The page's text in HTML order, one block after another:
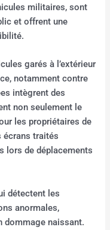
militaires, sont
et offrent une
garés à l’extérieur
notamment contre
intègrent des
non seulement le
les propriétaires de
écrans traités
lors de déplacements
détectent les
anormales,
dommage naissant.